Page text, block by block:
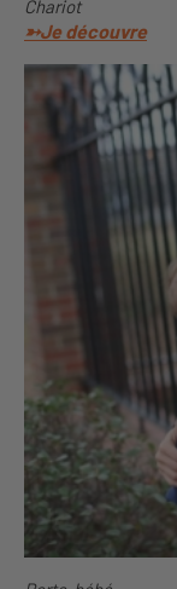
Chariot
➳Je découvre